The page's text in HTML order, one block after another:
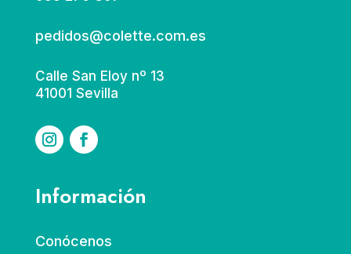
pedidos@colette.com.es
Calle San Eloy nº 13
41001 Sevilla
Información
Conócenos